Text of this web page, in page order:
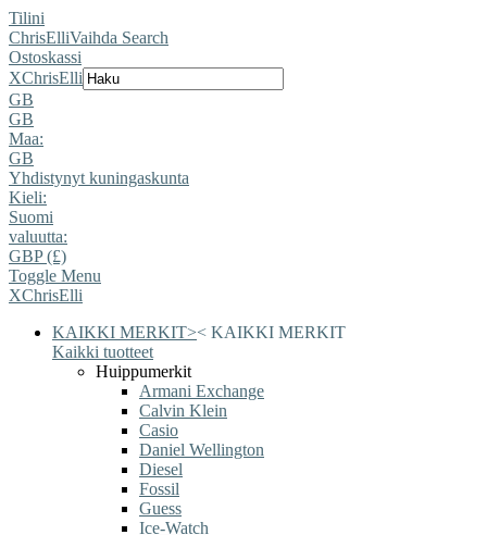
Tilini
ChrisElliVaihda Search
Ostoskassi
XChrisElli
GB
GB
Maa:
GB
Yhdistynyt kuningaskunta
Kieli:
Suomi
valuutta:
GBP (£)
Toggle Menu
XChrisElli
KAIKKI MERKIT>< KAIKKI MERKIT
Kaikki tuotteet
Huippumerkit
Armani Exchange
Calvin Klein
Casio
Daniel Wellington
Diesel
Fossil
Guess
Ice-Watch